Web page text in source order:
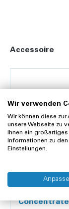
Accessoire
Wir verwenden
Wir können diese zur
unsere Webseite zu
Ihnen ein
Informationen zu
Einstellungen.